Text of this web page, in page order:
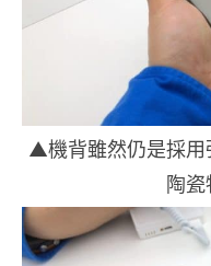
▲機背雖然仍是採用
陶瓷